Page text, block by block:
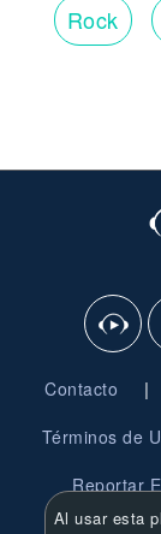
Rock
Contacto |
Términos de
Reportar
Al usar esta